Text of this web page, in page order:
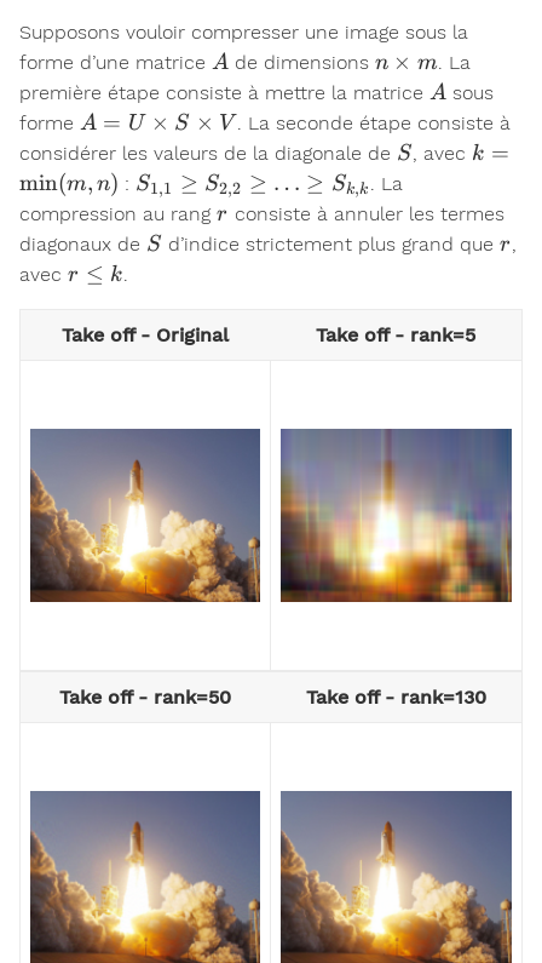
Supposons vouloir compresser une image sous la
forme d’une matrice A
A de dimensions n\times
m
n × m. La
première étape consiste à mettre la matrice A
A sous
forme A = U
\times
S
\times
A = U × S × V . La seconde étape consiste à
considérer les valeurs de la diagonale de S
S, avec k =
k =
min(m, n) : S_{1,1}
\geq
S_{2,2}
S_{k,k}
S1,1 ≥ S2,2 ≥ … ≥ Sk,k . La
compression au rang r
r consiste à annuler les termes
diagonaux de S
S d’indice strictement plus grand quer
r,
avec r
k
r ≤ k.
Take off - Original Take off - rank=5
Take off - rank=50 Take off - rank=130